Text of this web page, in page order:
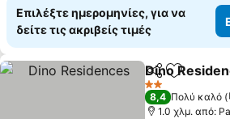
Επιλέξτε ημερομηνίες, για να
δείτε τις ακριβείς τιμές
Κοινοποίηση
Dino
2 Αστέρια
8,4 Πολύ καλό
1.0 χλμ. από: